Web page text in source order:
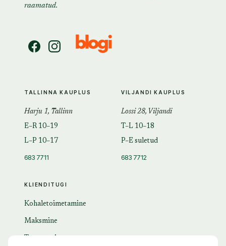
raamatud.
KLIENDITUGI
Kohaletoimetamine
Maksmine
TALLINNA KAUPLUS
Harju 1, Tallinn
E–R 10–19
L–P 10–17
683 7711
VILJANDI KAUPLUS
Lossi 28, Viljandi
T–L 10–18
P–E suletud
683 7712